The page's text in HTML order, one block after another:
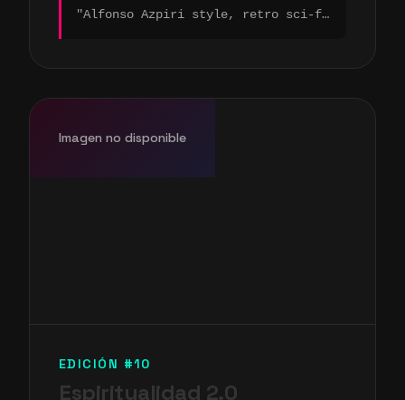
"Alfonso Azpiri style, retro sci-fi illustration, airbrush technique, vibrant palette..."
Imagen no disponible
EDICIÓN #10
Espiritualidad 2.0